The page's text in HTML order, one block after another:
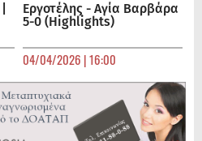
Εργοτέλης - Αγία Βαρβάρα
5-0 (Highlights)
04/04/2026 | 16:00